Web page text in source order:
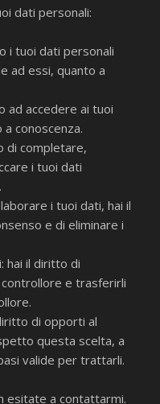
dati personali:
i tuoi dati personali
ad essi, quanto a
ad accedere ai tuoi
conoscenza.
di completare,
i tuoi dati
i tuoi dati, hai il
e di eliminare i
hai il diritto di
e trasferirli
di opporti al
questa scelta, a
valide per trattarli.
esitate a contattarmi.